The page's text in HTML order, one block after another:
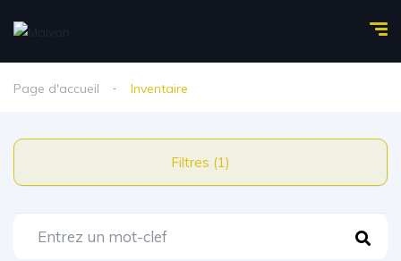
Page d'accueil Inventaire
Filtres (1)